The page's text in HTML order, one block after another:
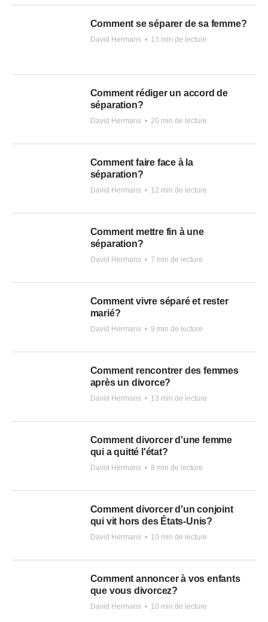
Comment se séparer de sa femme?
David Hermans • 13 min de lecture
Comment rédiger un accord de
séparation?
David Hermans • 20 min de lecture
Comment faire face à la
séparation?
David Hermans • 12 min de lecture
Comment mettre fin à une
séparation?
David Hermans • 7 min de lecture
Comment vivre séparé et rester
marié?
David Hermans • 9 min de lecture
Comment rencontrer des femmes
après un divorce?
David Hermans • 13 min de lecture
Comment divorcer d'une femme
qui a quitté l'état?
David Hermans • 8 min de lecture
Comment divorcer d'un conjoint
qui vit hors des États-Unis?
David Hermans • 10 min de lecture
Comment annoncer à vos enfants
que vous divorcez?
David Hermans • 10 min de lecture